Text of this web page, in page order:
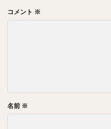
中村倫也さん、実はしいたけ
かわいい笑
コメント ※
名前 ※